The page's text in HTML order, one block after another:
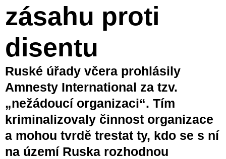
zásahu proti
disentu
Ruské úřady včera prohlásily
Amnesty International za tzv.
„nežádoucí organizaci“. Tím
kriminalizovaly činnost organizace
a mohou tvrdě trestat ty, kdo se s ní
na území Ruska rozhodnou